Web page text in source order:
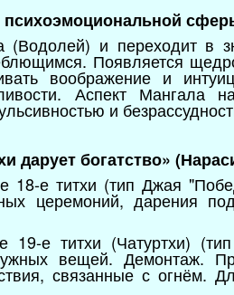
психоэмоциональной
(Водолей) и переходит в
Появляется
воображение и
Аспект Мангала
и
дарует богатство»
18-е титхи (тип Джая
церемоний, дарения
е титхи (Чатуртхи)
вещей. Демонтаж.
связанные с огнём.